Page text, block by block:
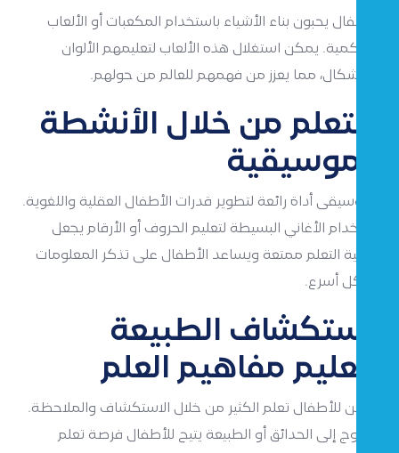
الأطفال يحبون بناء الأشياء باستخدام المكعبات أو الألعاب
التراكمية. يمكن استغلال هذه الألعاب لتعليمهم الألوان
والأشكال، مما يعزز من فهمهم للعالم من حولهم.
التعلم من خلال الأنشطة
الموسيقية
الموسيقى أداة رائعة لتطوير قدرات الأطفال العقلية واللغوية.
استخدام الأغاني البسيطة لتعليم الحروف أو الأرقام يجعل
عملية التعلم ممتعة ويساعد الأطفال على تذكر المعلومات
بشكل أسرع.
استكشاف الطبيعة
لتعليم مفاهيم العلم
يمكن للأطفال تعلم الكثير من خلال الاستكشاف والملاحظة.
الخروج إلى الحدائق أو الطبيعة يتيح للأطفال فرصة تعلم